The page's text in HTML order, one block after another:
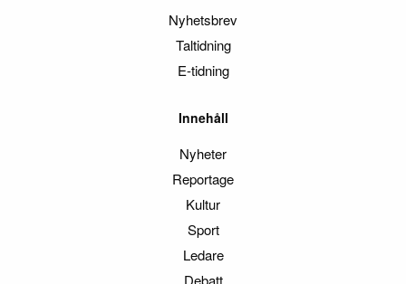
Nyhetsbrev
Taltidning
E-tidning
Innehåll
Nyheter
Reportage
Kultur
Sport
Ledare
Debatt